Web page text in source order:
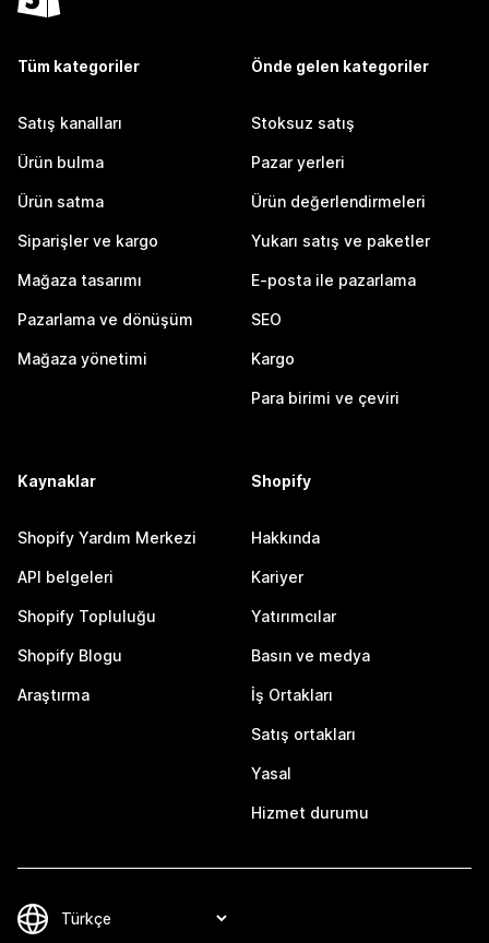
Tüm kategoriler
Satış kanalları
Ürün bulma
Ürün satma
Siparişler ve kargo
Mağaza tasarımı
Pazarlama ve dönüşüm
Mağaza yönetimi
Önde gelen kategoriler
Stoksuz satış
Pazar yerleri
Ürün değerlendirmeleri
Yukarı satış ve paketler
E-posta ile pazarlama
SEO
Kargo
Para birimi ve çeviri
Kaynaklar
Shopify Yardım Merkezi
API belgeleri
Shopify Topluluğu
Shopify Blogu
Araştırma
Shopify
Hakkında
Kariyer
Yatırımcılar
Basın ve medya
İş Ortakları
Satış ortakları
Yasal
Hizmet durumu